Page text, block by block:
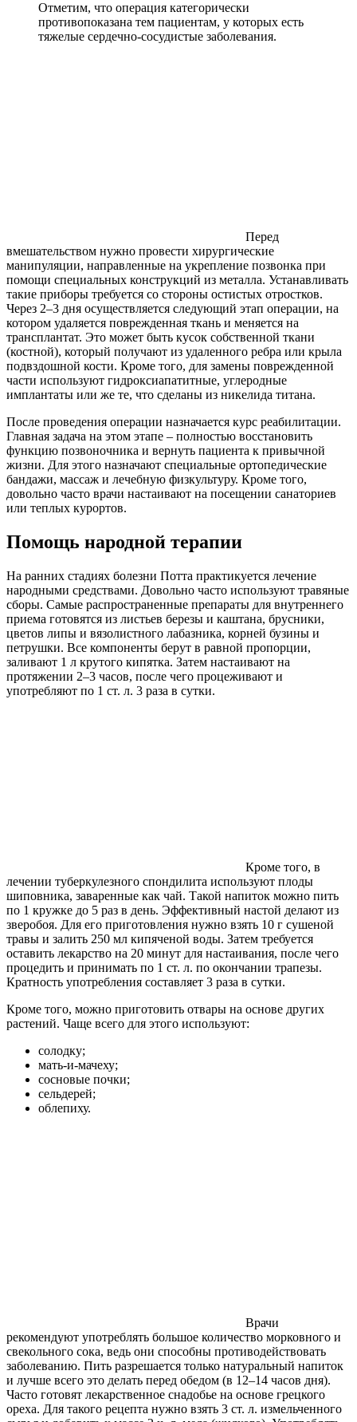
Отметим, что операция категорически
противопоказана тем пациентам, у которых есть
тяжелые сердечно-сосудистые заболевания.
Перед
вмешательством нужно провести хирургические
манипуляции, направленные на укрепление позвонка при
помощи специальных конструкций из металла. Устанавливать
такие приборы требуется со стороны остистых отростков.
Через 2–3 дня осуществляется следующий этап операции, на
котором удаляется поврежденная ткань и меняется на
трансплантат. Это может быть кусок собственной ткани
(костной), который получают из удаленного ребра или крыла
подвздошной кости. Кроме того, для замены поврежденной
части используют гидроксиапатитные, углеродные
имплантаты или же те, что сделаны из никелида титана.
После проведения операции назначается курс реабилитации.
Главная задача на этом этапе – полностью восстановить
функцию позвоночника и вернуть пациента к привычной
жизни. Для этого назначают специальные ортопедические
бандажи, массаж и лечебную физкультуру. Кроме того,
довольно часто врачи настаивают на посещении санаториев
или теплых курортов.
Помощь народной терапии
На ранних стадиях болезни Потта практикуется лечение
народными средствами. Довольно часто используют травяные
сборы. Самые распространенные препараты для внутреннего
приема готовятся из листьев березы и каштана, брусники,
цветов липы и вязолистного лабазника, корней бузины и
петрушки. Все компоненты берут в равной пропорции,
заливают 1 л крутого кипятка. Затем настаивают на
протяжении 2–3 часов, после чего процеживают и
употребляют по 1 ст. л. 3 раза в сутки.
Кроме того, в
лечении туберкулезного спондилита используют плоды
шиповника, заваренные как чай. Такой напиток можно пить
по 1 кружке до 5 раз в день. Эффективный настой делают из
зверобоя. Для его приготовления нужно взять 10 г сушеной
травы и залить 250 мл кипяченой воды. Затем требуется
оставить лекарство на 20 минут для настаивания, после чего
процедить и принимать по 1 ст. л. по окончании трапезы.
Кратность употребления составляет 3 раза в сутки.
Кроме того, можно приготовить отвары на основе других
растений. Чаще всего для этого используют:
солодку;
мать-и-мачеху;
сосновые почки;
сельдерей;
облепиху.
Врачи
рекомендуют употреблять большое количество морковного и
свекольного сока, ведь они способны противодействовать
заболеванию. Пить разрешается только натуральный напиток
и лучше всего это делать перед обедом (в 12–14 часов дня).
Часто готовят лекарственное снадобье на основе грецкого
ореха. Для такого рецепта нужно взять 3 ст. л. измельченного